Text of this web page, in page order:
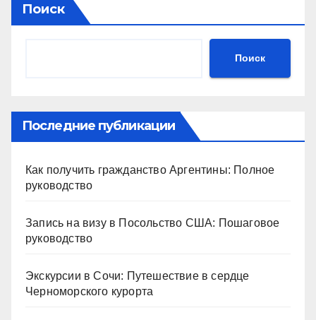
Поиск
Поиск
Последние публикации
Как получить гражданство Аргентины: Полное
руководство
Запись на визу в Посольство США: Пошаговое
руководство
Экскурсии в Сочи: Путешествие в сердце
Черноморского курорта